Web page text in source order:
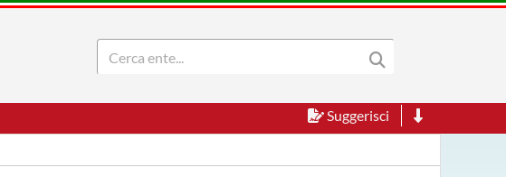
Suggerisci